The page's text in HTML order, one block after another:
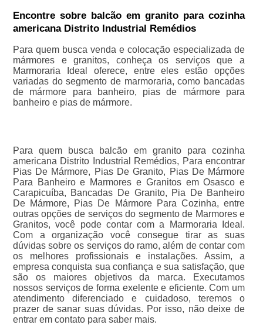
Encontre sobre balcão em granito para cozinha
americana Distrito Industrial Remédios
Para quem busca venda e colocação especializada de
mármores e granitos, conheça os serviços que a
Marmoraria Ideal oferece, entre eles estão opções
variadas do segmento de marmoraria, como bancadas
de mármore para banheiro, pias de mármore para
banheiro e pias de mármore.
Para quem busca balcão em granito para cozinha
americana Distrito Industrial Remédios, Para encontrar
Pias De Mármore, Pias De Granito, Pias De Mármore
Para Banheiro e Marmores e Granitos em Osasco e
Carapicuíba, Bancadas De Granito, Pia De Banheiro
De Mármore, Pias De Mármore Para Cozinha, entre
outras opções de serviços do segmento de Marmores e
Granitos, você pode contar com a Marmoraria Ideal.
Com a organização você consegue tirar as suas
dúvidas sobre os serviços do ramo, além de contar com
os melhores profissionais e instalações. Assim, a
empresa conquista sua confiança e sua satisfação, que
são os maiores objetivos da marca. Executamos
nossos serviços de forma exelente e eficiente. Com um
atendimento diferenciado e cuidadoso, teremos o
prazer de sanar suas dúvidas. Por isso, não deixe de
entrar em contato para saber mais.